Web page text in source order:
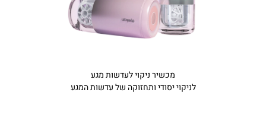
מכשיר ניקוי לעדשות מגע
לניקוי יסודי ותחזוקה של עדשות המגע